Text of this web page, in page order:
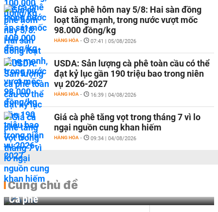
Giá cà phê hôm nay 5/8: Hai sàn đồng
loạt tăng mạnh, trong nước vượt mốc
98.000 đồng/kg
HÀNG HÓA - 07:41 | 05/08/2026
USDA: Sản lượng cà phê toàn cầu có thể
đạt kỷ lục gần 190 triệu bao trong niên
vụ 2026-2027
HÀNG HÓA - 16:39 | 04/08/2026
Giá cà phê tăng vọt trong tháng 7 vì lo
ngại nguồn cung khan hiếm
HÀNG HÓA - 09:34 | 04/08/2026
Cùng chủ đề
Cà phê